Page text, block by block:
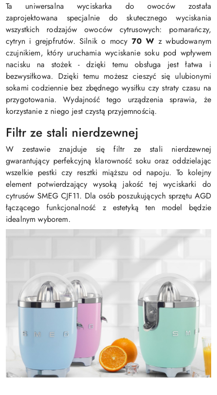
Ta uniwersalna wyciskarka do owoców została
zaprojektowana specjalnie do skutecznego wyciskania
wszystkich rodzajów owoców cytrusowych: pomarańczy,
cytryn i grejpfrutów. Silnik o mocy 70 W z wbudowanym
czujnikiem, który uruchamia wyciskanie soku pod wpływem
nacisku na stożek - dzięki temu obsługa jest łatwa i
bezwysiłkowa. Dzięki temu możesz cieszyć się ulubionymi
sokami codziennie bez zbędnego wysiłku czy straty czasu na
przygotowania. Wydajność tego urządzenia sprawia, że
korzystanie z niego jest czystą przyjemnością.
Filtr ze stali nierdzewnej
W zestawie znajduje się filtr ze stali nierdzewnej
gwarantujący perfekcyjną klarowność soku oraz oddzielając
wszelkie pestki czy resztki miąższu od napoju. To kolejny
element potwierdzający wysoką jakość tej wyciskarki do
cytrusów SMEG CJF11. Dla osób poszukujących sprzętu AGD
łączącego funkcjonalność z estetyką ten model będzie
idealnym wyborem.